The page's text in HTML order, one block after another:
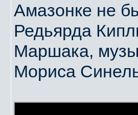
Амазонке не
Редьярда
Маршака,
Мориса